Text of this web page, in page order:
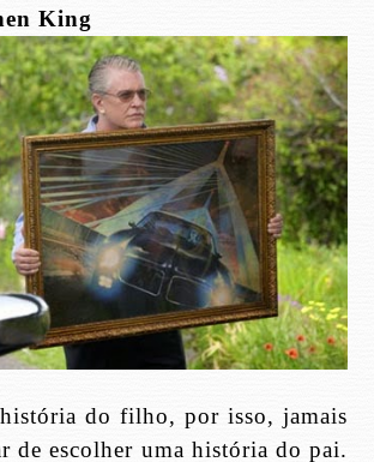
King
do filho, por isso, jamais
de escolher uma história do pai.